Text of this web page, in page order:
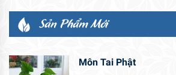
Sản Phẩm Mới
Môn Tai Phật